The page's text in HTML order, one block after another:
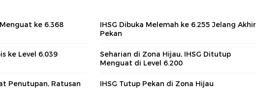
ke 6.368
IHSG Dibuka Melemah ke 6.255 Jelang Akhir
Pekan
ke Level 6.039
Seharian di Zona Hijau, IHSG Ditutup
Menguat di Level 6.200
Penutupan, Ratusan
IHSG Tutup Pekan di Zona Hijau